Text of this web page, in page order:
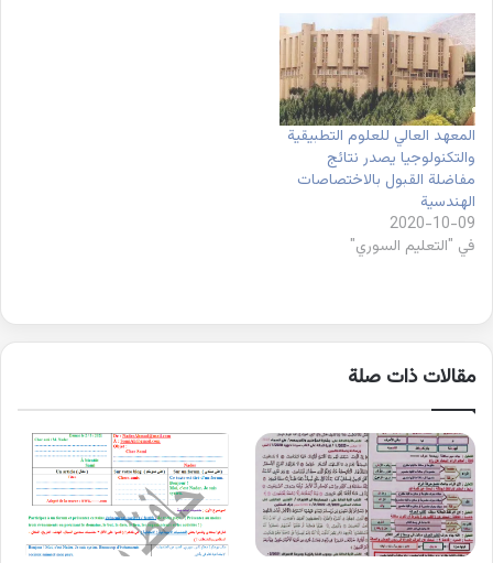
المعهد العالي للعلوم التطبيقية
والتكنولوجيا يصدر نتائج
مفاضلة القبول بالاختصاصات
الهندسية
2020-10-09
في "التعليم السوري"
مقالات ذات صلة